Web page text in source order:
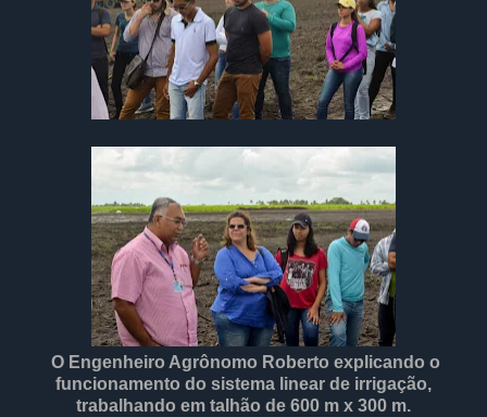
O Engenheiro Agrônomo Roberto explicando o
funcionamento do sistema linear de irrigação,
trabalhando em talhão de 600 m x 300 m.